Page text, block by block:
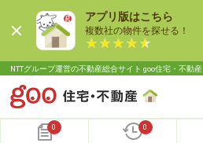
アプリ版はこちら
複数社の物件を探せる！
NTTグループ運営の不動産総合サイト goo住宅・不動産
0 0